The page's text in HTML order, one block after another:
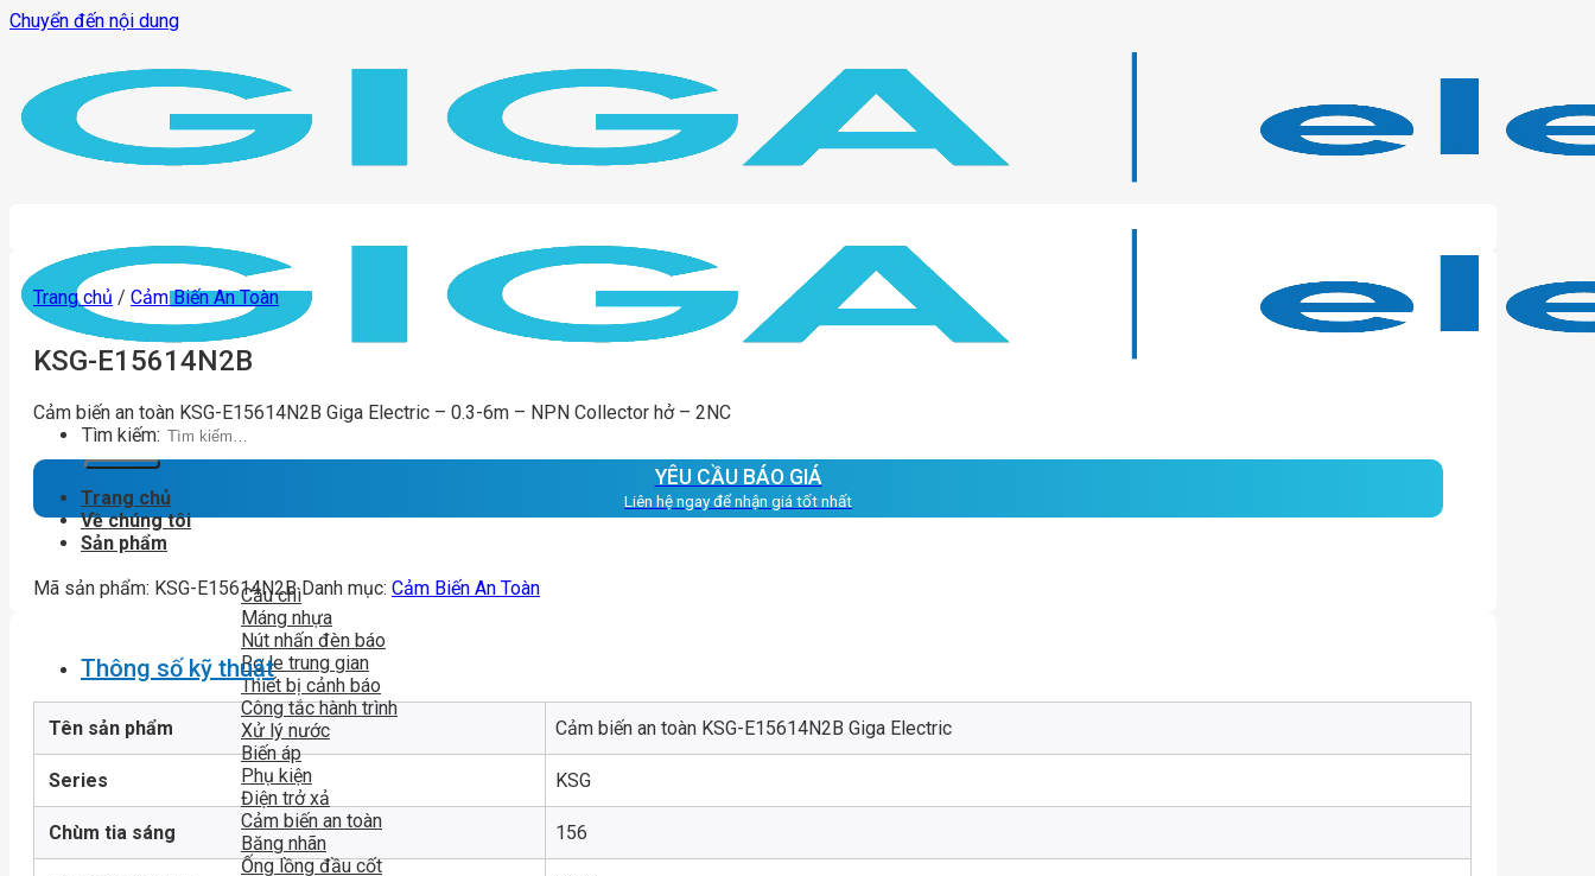
Chuyển đến nội dung
Tìm kiếm:
Trang chủ
Về chúng tôi
Sản phẩm
Cầu chì
Máng nhựa
Nút nhấn đèn báo
Rơ le trung gian
Thiết bị cảnh báo
Công tắc hành trình
Xử lý nước
Biến áp
Phụ kiện
Điện trở xả
Cảm biến an toàn
Băng nhãn
Ống lồng đầu cốt
Trang chủ / Cảm Biến An Toàn
KSG-E15614N2B
Cảm biến an toàn KSG-E15614N2B Giga Electric – 0.3-6m – NPN Collector hở – 2NC
YÊU CẦU BÁO GIÁ
Liên hệ ngay để nhận giá tốt nhất
Mã sản phẩm: KSG-E15614N2B Danh mục: Cảm Biến An Toàn
Thông số kỹ thuật
Tên sản phẩm Cảm biến an toàn KSG-E15614N2B Giga Electric
Series KSG
Chùm tia sáng 156